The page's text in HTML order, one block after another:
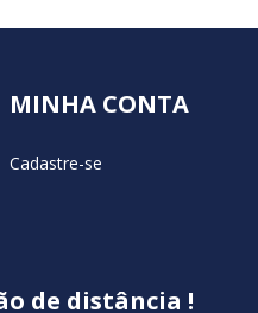
MINHA CONTA
Cadastre-se
de distância !